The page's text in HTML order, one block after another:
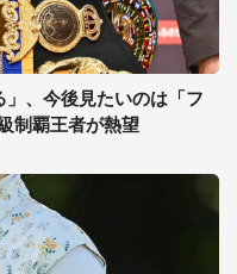
、今後見たいのは「フ
制覇王者が熱望